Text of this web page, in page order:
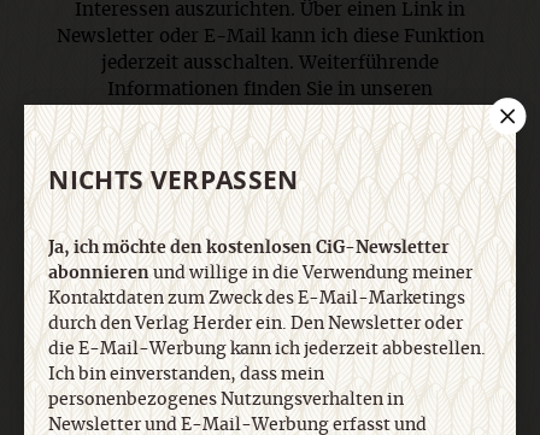
Interessen auszurichten. Über einen Link in
Newsletter oder E-Mail kann ich diese Funktion
jederzeit ausschalten. Weiterführende
Informationen finden Sie in unseren
Datenschutzhinweisen
E-Mail
Jetzt anmelden
NICHTS VERPASSEN
Ja, ich möchte den kostenlosen CiG-Newsletter
abonnierenund willige in die Verwendung meiner
Kontaktdaten zum Zweck des E-Mail-Marketings
durch den Verlag Herder ein. Den Newsletter oder
die E-Mail-Werbung kann ich jederzeit abbestellen.
Ich bin einverstanden, dass mein
personenbezogenes Nutzungsverhalten in
Newsletter und E-Mail-Werbung erfasst und